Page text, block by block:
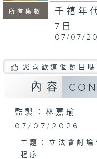
所有集數
千禧年
7日
07/07/
您喜歡這個節目
內容
監製：林嘉瑜
07/07/2026
主題：立法會討
程序